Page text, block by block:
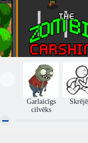
Garlaicīgs
cilvēks